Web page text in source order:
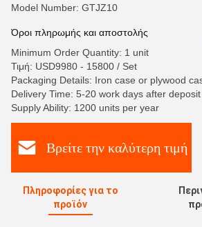
Model Number: GTJZ10
Όροι πληρωμής και αποστολής
Minimum Order Quantity: 1 unit
Τιμή: USD9980 - 15800 / Set
Packaging Details: Iron case or plywood
Delivery Time: 5-20 work days after deposit
Supply Ability: 1200 units per year
Βρείτε την καλύτερη τιμή
Πληροφορίες για το
προϊόν